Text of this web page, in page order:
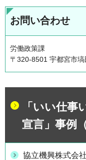
お問い合わせ
労働政策課
〒320-8501 宇都宮市
「いい仕
宣言」事例
協立機興株式会社